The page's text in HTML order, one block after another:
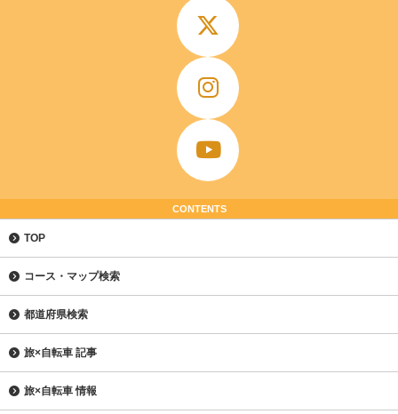
CONTENTS
TOP
コース・マップ検索
都道府県検索
旅×自転車 記事
旅×自転車 情報